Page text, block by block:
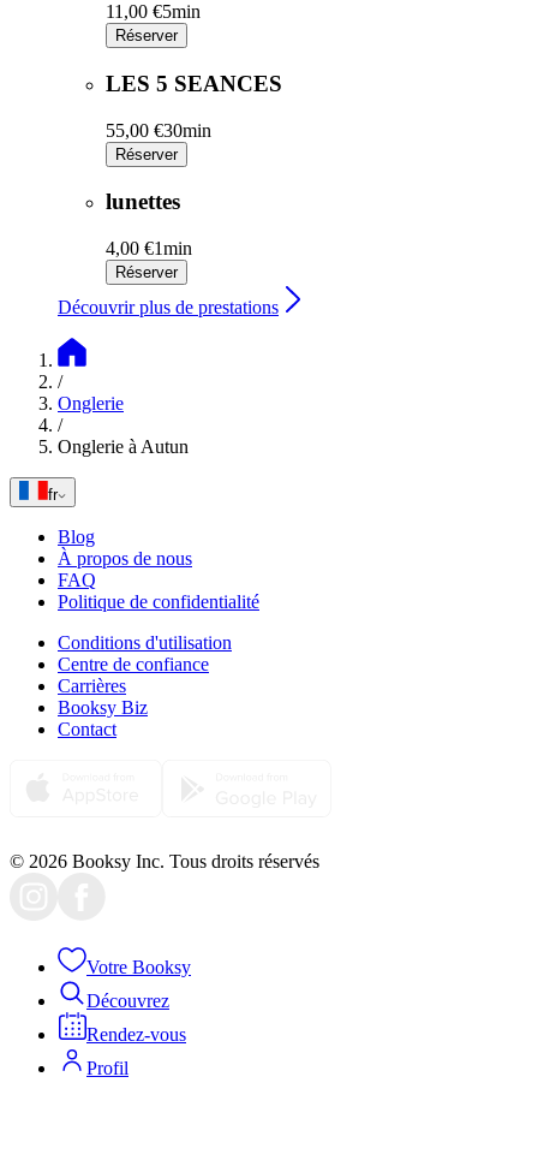
11,00 €5min
Réserver
LES 5 SEANCES
55,00 €30min
Réserver
lunettes
4,00 €1min
Réserver
Découvrir plus de prestations
/
Onglerie
/
Onglerie à Autun
fr
Blog
À propos de nous
FAQ
Politique de confidentialité
Conditions d'utilisation
Centre de confiance
Carrières
Booksy Biz
Contact
© 2026 Booksy Inc. Tous droits réservés
Votre Booksy
Découvrez
Rendez-vous
Profil